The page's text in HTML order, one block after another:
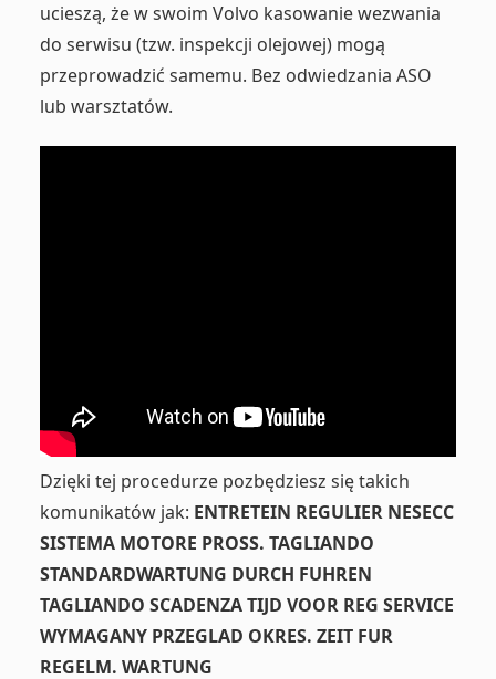
ucieszą, że w swoim Volvo kasowanie wezwania
do serwisu (tzw. inspekcji olejowej) mogą
przeprowadzić samemu. Bez odwiedzania ASO
lub warsztatów.
Dzięki tej procedurze pozbędziesz się takich
komunikatów jak: ENTRETEIN REGULIER NESECC
SISTEMA MOTORE PROSS. TAGLIANDO
STANDARDWARTUNG DURCH FUHREN
TAGLIANDO SCADENZA TIJD VOOR REG SERVICE
WYMAGANY PRZEGLAD OKRES. ZEIT FUR
REGELM. WARTUNG